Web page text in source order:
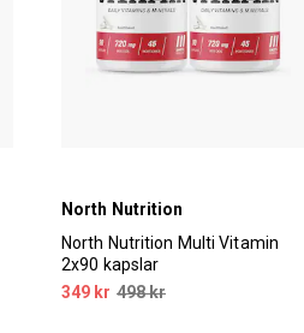
North Nutrition
North Nutrition Multi Vitamin
2x90 kapslar
349 kr 498 kr